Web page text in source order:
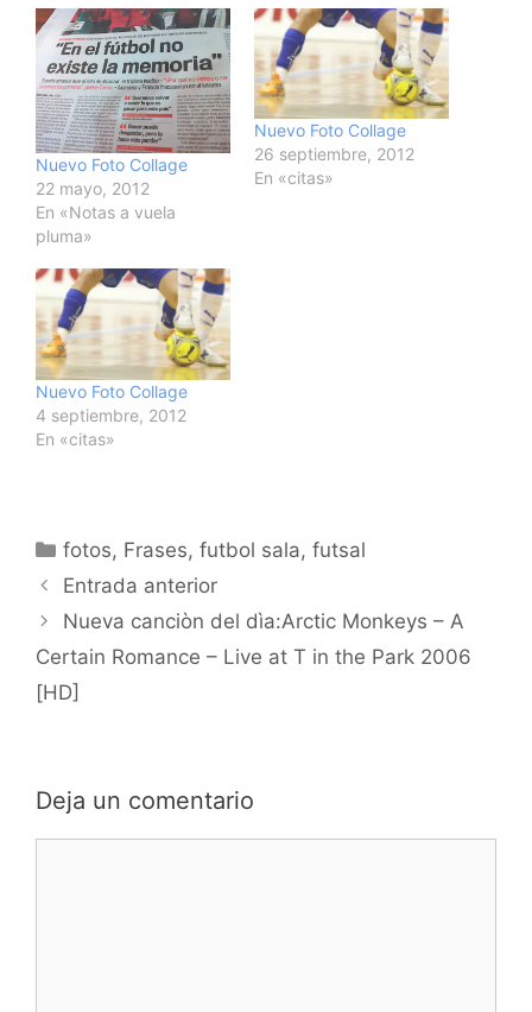
Nuevo Foto Collage
22 mayo, 2012
En «Notas a vuela
pluma»
Nuevo Foto Collage
26 septiembre, 2012
En «citas»
Nuevo Foto Collage
4 septiembre, 2012
En «citas»
Categorías
fotos, Frases,futbol sala,futsal
Navegación
de
Entrada anterior
Nueva canciòn del dìa:Arctic Monkeys – A
Certain Romance – Live at T in the Park 2006
[HD]
Deja un comentario